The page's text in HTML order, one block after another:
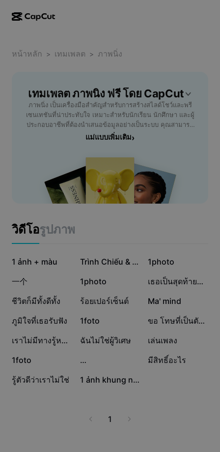
CapCut บนเดสก์ท็อป
CapCut Pad
CapCut บนมือถือ
สตูดิโอวิดีโอ
ตัวสร้างวิดีโอ AI
Dreamina Seedance 2.5
Nano Banana Pro
เครื่องมือสร้างและแก้ไขวิดีโอ
เครื่องมือสร้างและแก้ไขรูปภาพ
เครื่องมือสร้างและแก้ไขเสียงพูด
กรณีการใช้งาน
การตลาด
อื่นๆ
แม่แบบโซเชียลมีเดีย
อื่นๆ
แม่แบบเอฟเฟกต์
แม่แบบธุรกิจ
แม่แบบอุตสาหกรรม
แม่แบบรีแคป
โครงการริเริ่ม
พันธมิตร
โปรแกรมพันธมิตรเพื่อการสร้างสรรค์
โปรแกรม CapCut Creative Campus
ศูนย์ความเชื่อถือ
ศูนย์ช่วยเหลือ
ห้องข่าว
เกี่ยวกับเงื่อนไขการใช้บริการของ CapCut
Dreamina Seedance 2.0 Launch
หน้าหลัก > เทมเพลต > ภาพนิ่ง
เทมเพลต ภาพนิ่ง ฟรี โดย CapCut
ภาพนิ่ง เป็นเครื่องมือสำคัญสำหรับการสร้างสไลด์โชว์และพรี
เซนเทชันที่น่าประทับใจ เหมาะสำหรับนักเรียน นักศึกษา และผู้
ประกอบอาชีพที่ต้องนำเสนอข้อมูลอย่างเป็นระบบ คุณสามารถ
ใช้ภาพนิ่งเพื่อจัดระเบียบเนื้อหา เสริมภาพประกอบ และสร้าง
ภาพนิ่งที่ดีจะช่วยสื่อสารข้อมูลอย่างมีประสิทธิภาพ ปรับแต่งพื้น
หลัง ฟอนต์ และเอฟเฟกต์ได้ตามความเหมาะสม ทำให้งานนำ
เสนอของคุณโดดเด่นและน่าจดจำ ใช้งานง่าย รองรับไฟล์หลาก
หลายรูปแบบ ทั้งรูปภาพและข้อความ สร้างสรรค์ผลงานได้อย่าง
รวดเร็วและประหยัดเวลา หากคุณกำลังมองหาเครื่องมือสร้าง
แม่แบบเพิ่มเติม›
วิดีโอรูปภาพ
1.7M
1 ảnh + màu 642.4K Trình Chiếu & Màu 488.9K
1photo
383.2K
一个 323K
1photo 257.1K เธอเป็นสุดท้ายที่ฉันจะรัก🥺
241.4K
ชีวิตก็มีทั้งดีทั้ง 209.1K
ร้อยเปอร์เซ็นต์ 207K
Ma' mind
184.1K
ภูมิใจที่เธอรับฟัง 176.5K
1foto 116.6K ขอ โทษที่เป็นตัวเอง
43.9K เราไม่มีทางรู้หรอก 43.9K
ฉันไม่ใช่ผู้วิเศษ 33.8K
เล่นเพลง
30.2K
1foto … 16.2K
มีสิทธิ์อะไร
12.9K
รู้ตัวดีว่าเราไม่ใช่ 7.8K 1 ảnh khung nhạc
1